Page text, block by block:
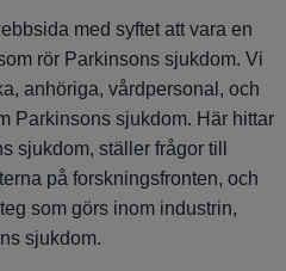
med syftet att vara en
rör Parkinsons sjukdom. Vi
anhöriga, vårdpersonal, och
Parkinsons sjukdom. Här hittar
sjukdom, ställer frågor till
på forskningsfronten, och
som görs inom industrin,
sjukdom.